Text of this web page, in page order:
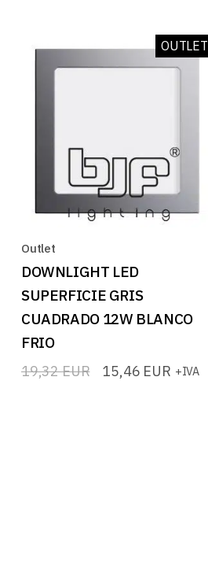
OUTLET
Outlet
DOWNLIGHT LED
SUPERFICIE GRIS
CUADRADO 12W BLANCO
FRIO
19,32EUR
El 15,46 EUR
El +IVA